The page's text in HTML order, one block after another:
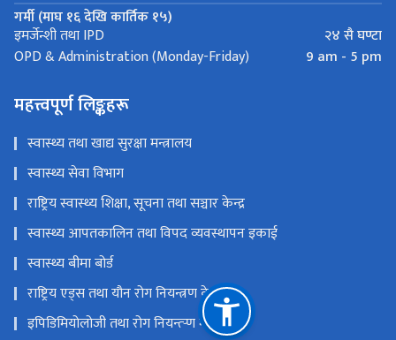
गर्मी (माघ १६ देखि कार्तिक १५)
इमर्जेन्शी तथा IPD
२४ सै घण्टा
OPD & Administration (Monday-Friday)
9 am - 5 pm
महत्त्वपूर्ण लिङ्कहरू
स्वास्थ्य तथा खाद्य सुरक्षा मन्त्रालय
स्वास्थ्य सेवा विभाग
राष्ट्रिय स्वास्थ्य शिक्षा, सूचना तथा सञ्चार केन्द्र
स्वास्थ्य आपतकालिन तथा विपद व्यवस्थापन इकाई
स्वास्थ्य बीमा बोर्ड
राष्ट्रिय एड्स तथा यौन रोग नियन्त्रण केन्द्र
इपिडिमियोलोजी तथा रोग नियन्त्र्‍ण महाशाखा